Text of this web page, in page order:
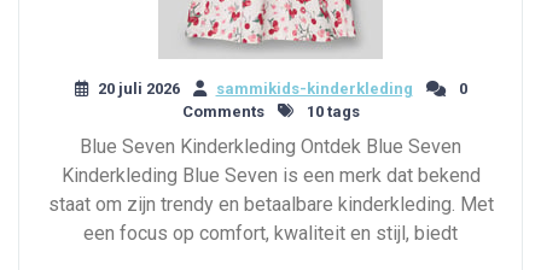
20 juli 2026 sammikids-kinderkleding
0
Comments
10 tags
Blue Seven Kinderkleding Ontdek Blue Seven
Kinderkleding Blue Seven is een merk dat bekend
staat om zijn trendy en betaalbare kinderkleding. Met
een focus op comfort, kwaliteit en stijl, biedt